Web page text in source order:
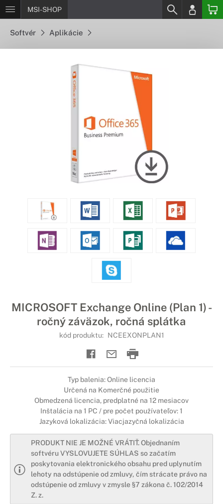
MSI-SHOP
Softvér Aplikácie
MICROSOFT Exchange Online (Plan 1) -
ročný záväzok, ročná splátka
kód produktu: NCEEXONPLAN1
Typ balenia: Online licencia
Určená na Komerčné použitie
Obmedzená licencia, predplatné na 12 mesiacov
Inštalácia na 1 PC / pre počet používateľov: 1
Jazyková lokalizácia: Viacjazyčná lokalizácia
PRODUKT NIE JE MOŽNÉ VRÁTIŤ. Objednaním
softvéru VYSLOVUJETE SÚHLAS so začatím
poskytovania elektronického obsahu pred uplynutím
lehoty na odstúpenie od zmluvy, čím strácate právo na
odstúpenie od zmluvy v zmysle §7 zákona č. 102/2014
Z. z.